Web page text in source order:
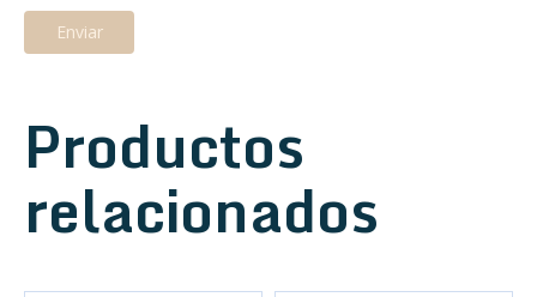
Productos
relacionados